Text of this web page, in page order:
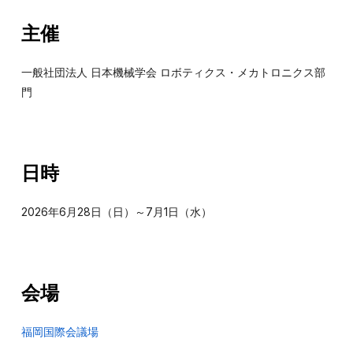
主催
一般社団法人 日本機械学会 ロボティクス・メカトロニクス部
門
日時
2026年6月28日（日）～7月1日（水）
会場
福岡国際会議場